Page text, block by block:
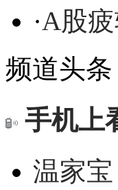
·A股
频道头条
手机上
温家